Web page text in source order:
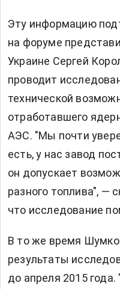
Эту информацию
на форуме
Украине Сергей
проводит
технической
отработавшего
АЭС. "Мы почти
есть, у нас завод
он допускает
разного топлива", —
что исследование
В то же время
результаты
до апреля 2015